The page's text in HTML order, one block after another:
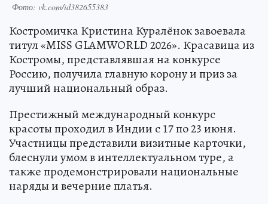
Фото: vk.com/id382655383
Костромичка Кристина Куралёнок завоевала
титул «MISS GLAMWORLD 2026». Красавица из
Костромы, представлявшая на конкурсе
Россию, получила главную корону и приз за
лучший национальный образ.
Престижный международный конкурс
красоты проходил в Индии с 17 по 23 июня.
Участницы представили визитные карточки,
блеснули умом в интеллектуальном туре, а
также продемонстрировали национальные
наряды и вечерние платья.